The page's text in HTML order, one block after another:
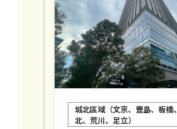
城北區域（文京、豐島、板橋、
北、荒川、足立）